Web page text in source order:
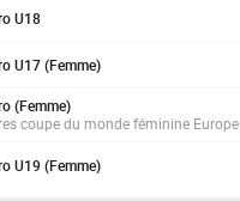
U18
U17 (Femme)
(Femme)
coupe du monde féminine Europe
U19 (Femme)